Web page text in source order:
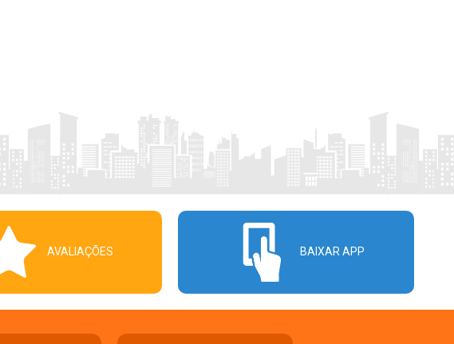
AVALIAÇÕES BAIXAR APP